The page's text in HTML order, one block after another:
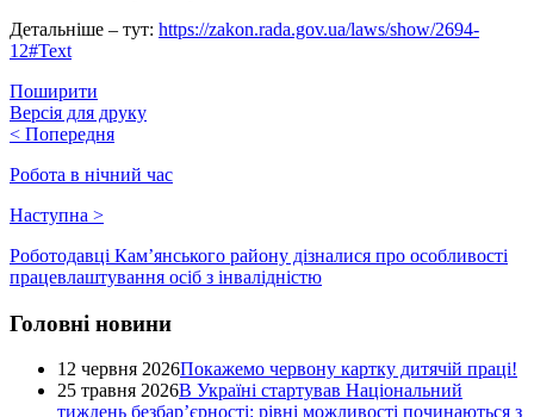
Детальніше – тут: https://zakon.rada.gov.ua/laws/show/2694-
12#Text
Поширити
Версія для друку
< Попередня
Робота в нічний час
Наступна >
Роботодавці Кам’янського району дізналися про особливості
працевлаштування осіб з інвалідністю
Головні новини
12 червня 2026Покажемо червону картку дитячій праці!
25 травня 2026В Україні стартував Національний
тиждень безбар’єрності: рівні можливості починаються з